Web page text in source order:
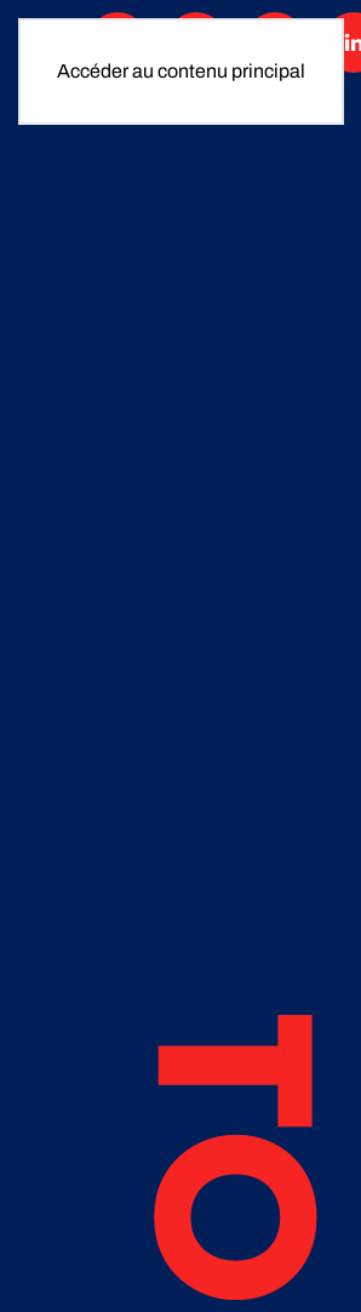
Accéder au contenu principal